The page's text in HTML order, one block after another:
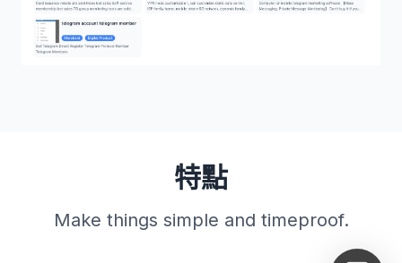
特點
Make things simple and timeproof.